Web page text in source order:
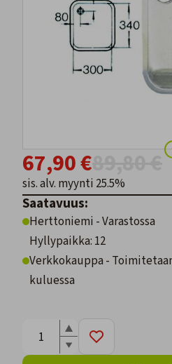
67,90 €
sis. alv. myynti 25.5%
Saatavuus:
Herttoniemi - Varastossa
Hyllypaikka: 12
Verkkokauppa -
kuluessa